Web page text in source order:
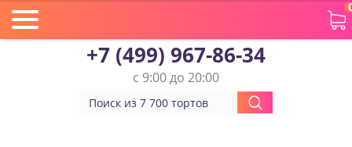
+7 (499) 967-86-34
с 9:00 до 20:00